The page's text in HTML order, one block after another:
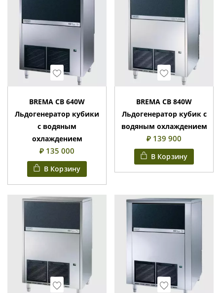
Wishlist
BREMA CB 640W
Льдогенератор кубики
с водяным
охлаждением
₽ 135 000
В Корзину
Wishlist
BREMA CB 840W
Льдогенератор кубик с
водяным охлаждением
₽ 139 900
В Корзину